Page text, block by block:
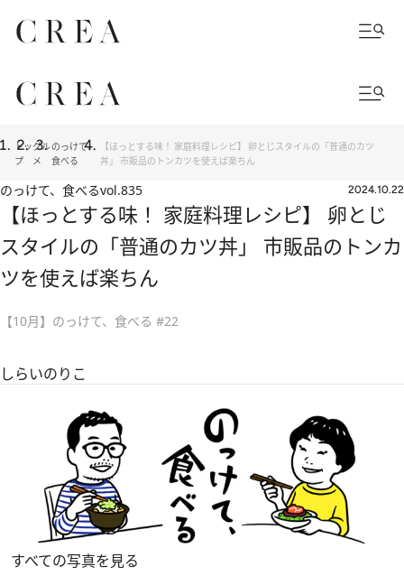
トッ
プ
グル
メ
のっけて、
食べる
【ほっとする味！ 家庭料理レシピ】 卵とじスタイルの「普通のカツ
丼」 市販品のトンカツを使えば楽ちん
のっけて、食べるvol.835 2024.10.22
【ほっとする味！ 家庭料理レシピ】 卵とじ
スタイルの「普通のカツ丼」 市販品のトンカ
ツを使えば楽ちん
【10月】のっけて、食べる #22
しらいのりこ
すべての写真を見る